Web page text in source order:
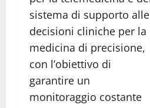
sistema di supporto alle
decisioni cliniche per la
medicina di precisione,
con l’obiettivo di
garantire un
monitoraggio costante